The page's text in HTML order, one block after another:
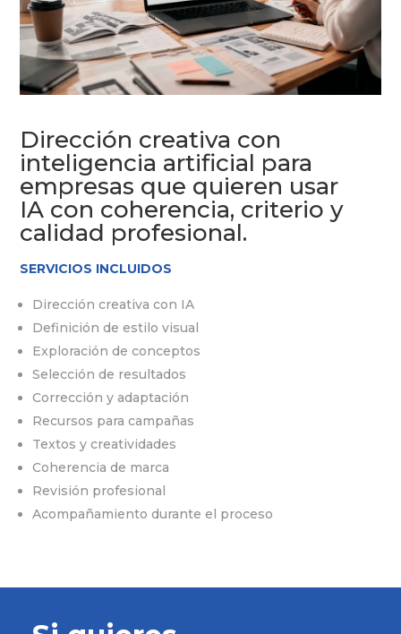
Dirección creativa con
inteligencia artificial para
empresas que quieren usar
IA con coherencia, criterio y
calidad profesional.
SERVICIOS INCLUIDOS
Dirección creativa con IA
Definición de estilo visual
Exploración de conceptos
Selección de resultados
Corrección y adaptación
Recursos para campañas
Textos y creatividades
Coherencia de marca
Revisión profesional
Acompañamiento durante el proceso